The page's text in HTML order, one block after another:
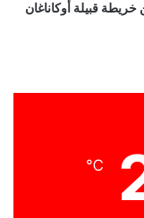
منزلاً من خريطة قبيلة أوكاناغان
℃